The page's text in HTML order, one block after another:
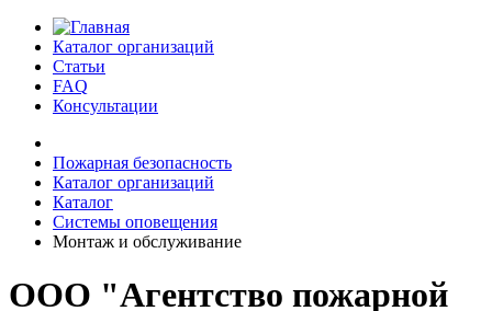
Каталог организаций
Статьи
FAQ
Консультации
Пожарная безопасность
Каталог организаций
Каталог
Системы оповещения
Монтаж и обслуживание
ООО "Агентство пожарной